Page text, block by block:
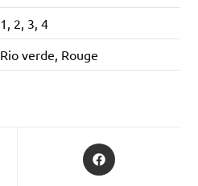
1, 2, 3, 4
Rio verde, Rouge